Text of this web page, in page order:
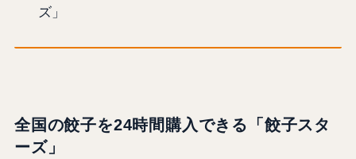
ズ」
全国の餃子を24時間購入できる「餃子スタ
ーズ」